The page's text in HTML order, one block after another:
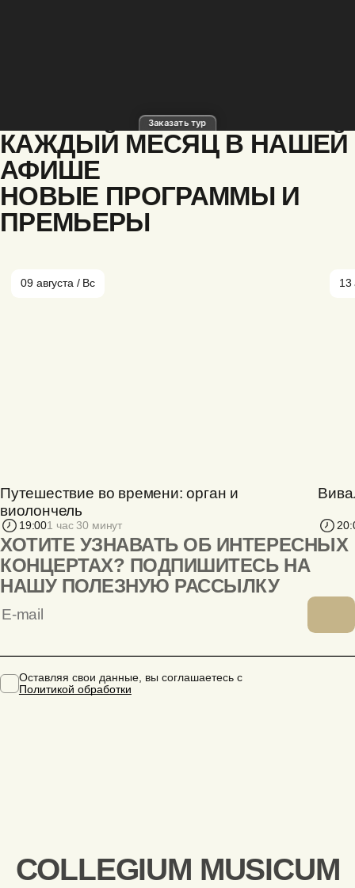
КАЖДЫЙ МЕСЯЦ В НАШЕЙ
АФИШЕ
НОВЫЕ ПРОГРАММЫ И
ПРЕМЬЕРЫ
09 августа / Вс
Путешествие во времени: орган и
виолончель
19:001 час 30 минут
13
Оставляя свои данные, вы соглашаетесь с
Политикой обработки
ХОТИТЕ УЗНАВАТЬ ОБ ИНТЕРЕСНЫХ
КОНЦЕРТАХ? ПОДПИШИТЕСЬ НА
НАШУ ПОЛЕЗНУЮ РАССЫЛКУ
COLLEGIUM MUSICUM